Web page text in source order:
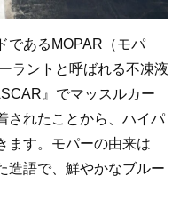
であるMOPAR（モパ
ラントと呼ばれる不凍液
』でマッスルカー
されたことから、ハイパ
ます。モパーの由来は
造語で、鮮やかなブルー